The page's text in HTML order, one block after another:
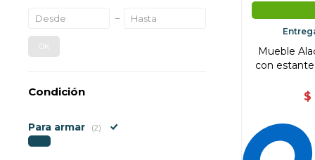
Mueble
con
$
OK
Condición
Para armar (2)